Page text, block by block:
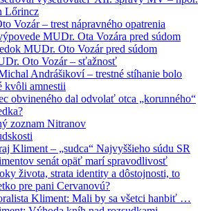
Lőrincz
Vozár – trest nápravného opatrenia
MUDr. Ota Vozára pred súdom
MUDr. Oto Vozár pred súdom
Oto Vozár – sťažnosť
Andrášikoví – trestné stíhanie bolo
kvôli amnestii
obvineného dal odvolať otca „korunného“
zoznam Nitranov
Kliment – „sudca“ Najvyššieho súdu SR
senát opäť marí spravodlivosť
života, strata identity a dôstojnosti, to
pre pani Cervanovú?
Kliment: Mali by sa všetci hanbiť …